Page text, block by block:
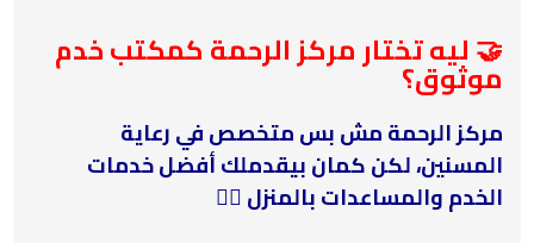
🤝 ليه تختار مركز الرحمة كمكتب خدم
موثوق؟
مركز الرحمة مش بس متخصص في رعاية
المسنين، لكن كمان بيقدملك أفضل خدمات
الخدم والمساعدات بالمنزل 🙋‍♀️